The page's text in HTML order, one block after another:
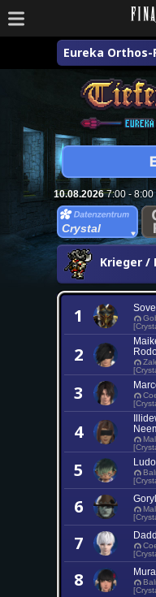
Eureka
10.08.20267:00 - 8:00
Crystal
Krieger /
1
2
3
4
5
6
7
8